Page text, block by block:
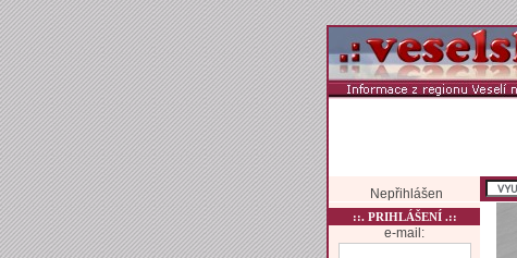
Nepřihlášen
::. PRIHLÁŠENÍ .::
e-mail: